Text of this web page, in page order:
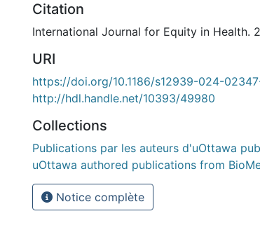
Citation
International Journal for Equity in Health.
URI
https://doi.org/10.1186/s12939-024-
http://hdl.handle.net/10393/49980
Collections
Publications par les auteurs d'uOttawa
uOttawa authored publications from
Notice complète